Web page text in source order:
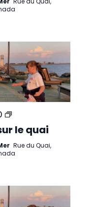
quai
Mer
le quai
Danse
ligne
le
quai
Mer
Rue du Quai,